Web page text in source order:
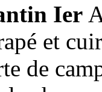
Ier
et
de